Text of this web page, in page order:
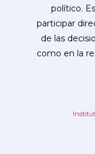
político.
participar
de las
como en la